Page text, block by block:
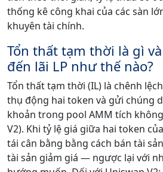
thống kê công khai của các sàn
khuyên tài chính.
Tổn thất tạm thời là gì
đến lãi LP như thế nào?
Tổn thất tạm thời (IL) là chênh
thụ động hai token và gửi chúng
khoản trong pool AMM tích
V2). Khi tỷ lệ giá giữa hai token
tái cân bằng bằng cách bán tài
tài sản giảm giá — ngược lại với